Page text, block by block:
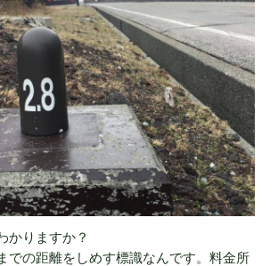
かりますか？
での距離をしめす標識なんです。料金所